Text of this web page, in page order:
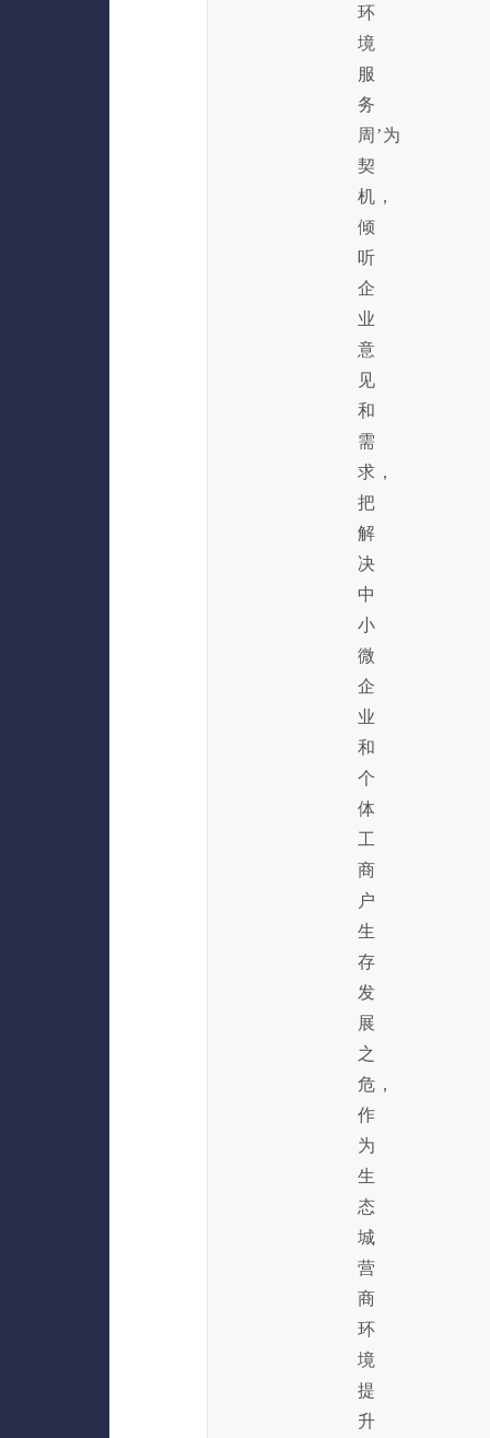
环
境
服
务
周’为
契
机，
倾
听
企
业
意
见
和
需
求，
把
解
决
中
小
微
企
业
和
个
体
工
商
户
生
存
发
展
之
危，
作
为
生
态
城
营
商
环
境
提
升